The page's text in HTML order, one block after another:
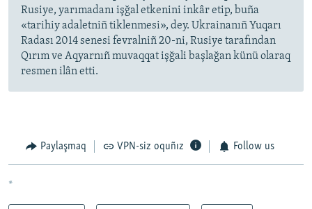
Rusiye, yarımadanı işğal etkenini inkâr etip, buña
«tarihiy adaletniñ tiklenmesi», dey. Ukrainanıñ Yuqarı
Radası 2014 senesi fevralniñ 20-ni, Rusiye tarafından
Qırım ve Aqyarnıñ muvaqqat işğali başlağan künü olaraq
resmen ilân etti.
Paylaşmaq VPN-siz oquñız Follow us
*